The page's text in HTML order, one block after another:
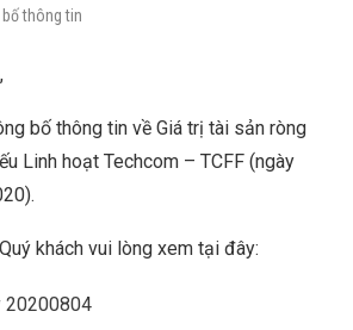
thông tin
bố thông tin về Giá trị tài sản ròng
Linh hoạt Techcom – TCFF (ngày
khách vui lòng xem tại đây:
20200804